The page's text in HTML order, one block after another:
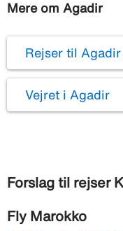
Mere om Agadir
Rejser til Agadir
Vejret i Agadir
Forslag til rejser
Fly Marokko